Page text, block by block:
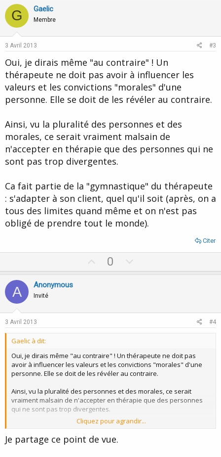
t
v
e
G Gaelic
Membre
3 Avril 2013 #3
Oui, je dirais même "au contraire" ! Un
thérapeute ne doit pas avoir à influencer les
valeurs et les convictions "morales" d'une
personne. Elle se doit de les révéler au contraire.
Ainsi, vu la pluralité des personnes et des
morales, ce serait vraiment malsain de
n'accepter en thérapie que des personnes qui ne
sont pas trop divergentes.
Ca fait partie de la "gymnastique" du thérapeute
: s'adapter à son client, quel qu'il soit (après, on a
tous des limites quand même et on n'est pas
obligé de prendre tout le monde).
Citer
p
0
o
A Anonymous
Invité
3 Avril 2013 #4
Gaelic à dit:
Oui, je dirais même "au contraire" ! Un thérapeute ne doit pas
avoir à influencer les valeurs et les convictions "morales" d'une
personne. Elle se doit de les révéler au contraire.
Ainsi, vu la pluralité des personnes et des morales, ce serait
vraiment malsain de n'accepter en thérapie que des personnes
qui ne sont pas trop divergentes.
Ca fait partie de la "gymnastique" du thérapeute : s'adapter à son
client, quel qu'il soit (après, on a tous des limites quand même et
on n'est pas obligé de prendre tout le monde).
Cliquez pour agrandir...
Je partage ce point de vue.